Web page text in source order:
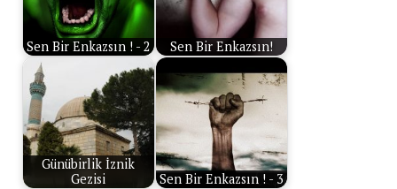
Sen Bir Enkazsın ! - 2 Sen Bir Enkazsın!
Günübirlik İznik
Gezisi
Sen Bir Enkazsın ! - 3